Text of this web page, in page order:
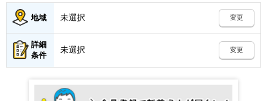
地域 未選択 変更
詳細
条件
未選択 変更